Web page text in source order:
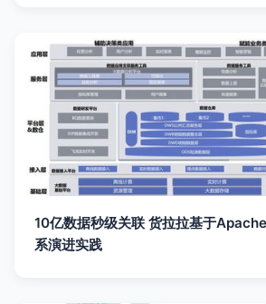
10亿数据秒级关联 货拉拉基于
系演进实践